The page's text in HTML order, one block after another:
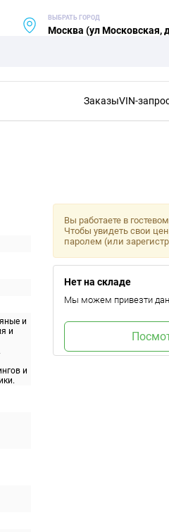
ВЫБРАТЬ ГОРОД
Москва (ул Московская,
ЗаказыVIN-
и
и
и
Вы работаете в
Чтобы увидеть свои
паролем (или
Нет на складе
Мы можем привезти